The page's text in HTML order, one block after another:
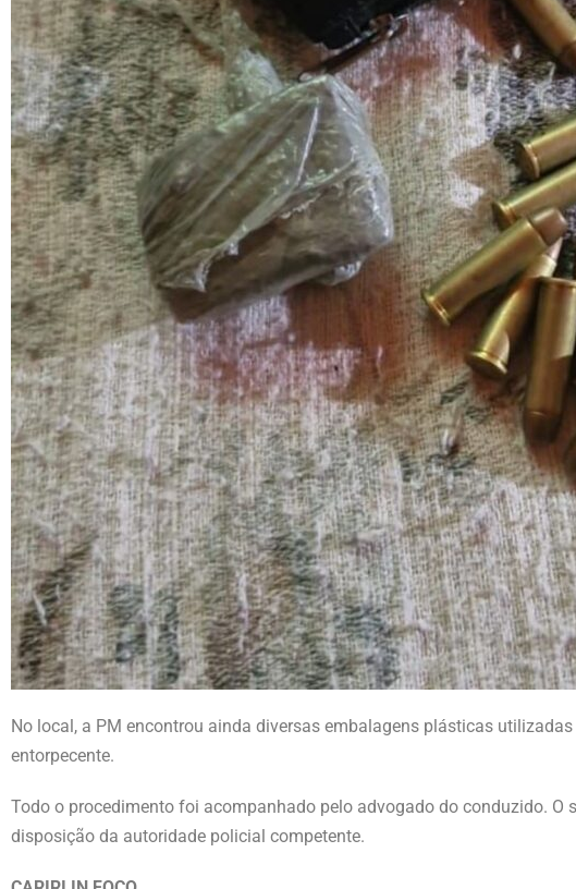
No local, a PM encontrou ainda diversas embalagens plásticas
entorpecente.
Todo o procedimento foi acompanhado pelo advogado do conduzido.
disposição da autoridade policial competente.